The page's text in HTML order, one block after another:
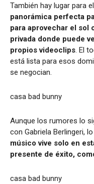
También hay lugar para
panorámica perfecta
para aprovechar el sol
privada donde puede
propios videoclips . El
está lista para esos
se negocian.
casa bad bunny
Aunque los rumores lo
con Gabriela Berlingeri,
músico vive solo en
presente de éxito,
casa bad bunny